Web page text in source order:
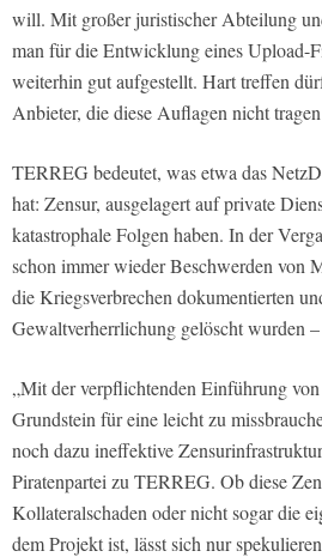
will. Mit großer juristischer Abteilung
man für die Entwicklung eines Upload-
weiterhin gut aufgestellt. Hart treffen
Anbieter, die diese Auflagen nicht
TERREG bedeutet, was etwa das
hat: Zensur, ausgelagert auf private
katastrophale Folgen haben. In der
schon immer wieder Beschwerden von
die Kriegsverbrechen dokumentierten
Gewaltverherrlichung gelöscht wurden
„Mit der verpflichtenden Einführung
Grundstein für eine leicht zu
noch dazu ineffektive
Piratenpartei zu TERREG. Ob diese
Kollateralschaden oder nicht sogar die
dem Projekt ist, lässt sich nur